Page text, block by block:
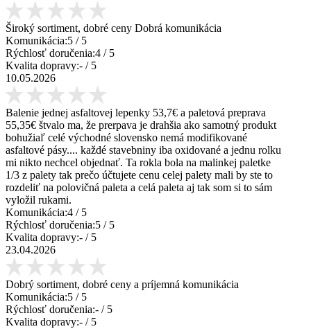
Široký sortiment, dobré ceny Dobrá komunikácia
Komunikácia:5 / 5
Rýchlosť doručenia:4 / 5
Kvalita dopravy:- / 5
10.05.2026
Balenie jednej asfaltovej lepenky 53,7€ a paletová preprava
55,35€ štvalo ma, že prerpava je drahšia ako samotný produkt
bohužiaľ celé východné slovensko nemá modifikované
asfaltové pásy.... každé stavebniny iba oxidované a jednu rolku
mi nikto nechcel objednať. Ta rokla bola na malinkej paletke
1/3 z palety tak prečo účtujete cenu celej palety mali by ste to
rozdeliť na polovičná paleta a celá paleta aj tak som si to sám
vyložil rukami.
Komunikácia:4 / 5
Rýchlosť doručenia:5 / 5
Kvalita dopravy:- / 5
23.04.2026
Dobrý sortiment, dobré ceny a príjemná komunikácia
Komunikácia:5 / 5
Rýchlosť doručenia:- / 5
Kvalita dopravy:- / 5